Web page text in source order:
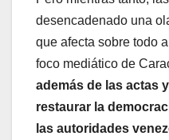
desencadenado una
que afecta sobre todo
foco mediático de
además de las actas
restaurar la
las autoridades